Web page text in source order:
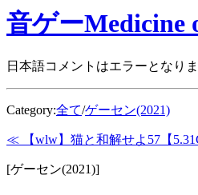
音ゲーMedicine
日本語コメントはエラーとなり
Category:全て/ゲーセン(2021)
≪ 【wlw】猫と和解せよ57【
[ゲーセン(2021)]